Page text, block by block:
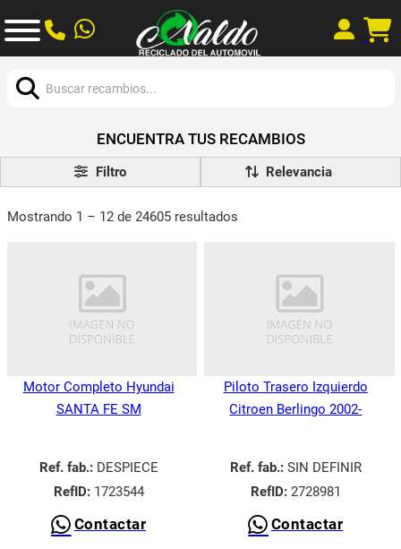
ENCUENTRA TUS RECAMBIOS
Filtro
Mostrando 1 – 12 de 24605 resultados
Motor Completo Hyundai
SANTA FE SM
Ref. fab.:DESPIECE
RefID:1723544
Contactar
Piloto Trasero Izquierdo
Citroen Berlingo 2002-
Ref. fab.:SIN DEFINIR
RefID:2728981
Contactar